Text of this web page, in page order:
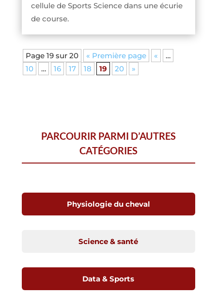
cellule de Sports Science dans une écurie
de course.
Page 19 sur 20 « Première page «
…
10
… 16 17 18 19 20 »
PARCOURIR PARMI D’AUTRES
CATÉGORIES
Physiologie du cheval
Science & santé
Data & Sports